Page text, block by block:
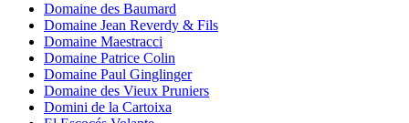
Domaine des Baumard
Domaine Jean Reverdy & Fils
Domaine Maestracci
Domaine Patrice Colin
Domaine Paul Ginglinger
Domaine des Vieux Pruniers
Domini de la Cartoixa